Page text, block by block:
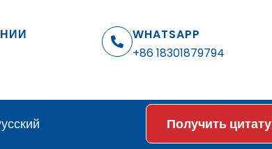
WHATSAPP
+86 18301879794
Получить цитату